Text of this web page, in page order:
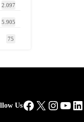
2.097
5.905
75
UsFacebook
X